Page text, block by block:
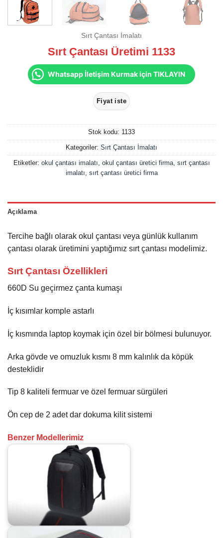
Sırt Çantası İmalatı
Sırt Çantası Üretimi 1133
Whatsapp İletişim Kurmak için TIKLAYIN
Stok kodu: 1133
Kategoriler: Sırt Çantası İmalatı
Etiketler: okul çantası imalatı, okul çantası üretici firma, sırt çantası
imalatı, sırt çantası üretici firma
Açıklama
Tercihe bağlı olarak okul çantası veya günlük kullanım
çantası olarak üretimini yaptığımız sırt çantası modelimiz.
Sırt Çantası Özellikleri
660D Su geçirmez çanta kumaşı
İç kısımlar komple astarlı
İç kısmında laptop koymak için özel bir bölmesi bulunuyor.
Arka gövde ve omuzluk kısmı 8 mm kalınlık da köpük
desteklidir
Tip 8 kaliteli fermuar ve özel fermuar sürgüleri
Ön cep de 2 adet dar dokuma kilit sistemi
Benzer Modellerimiz